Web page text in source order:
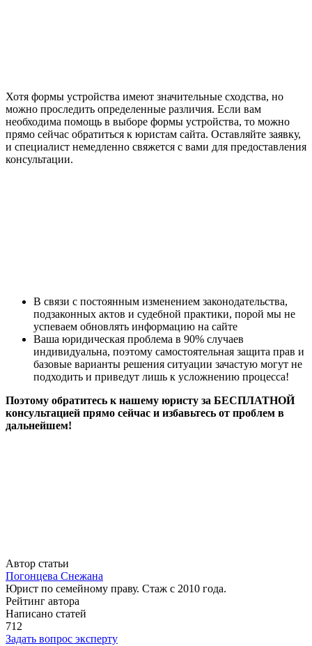
Хотя формы устройства имеют значительные сходства, но
можно проследить определенные различия. Если вам
необходима помощь в выборе формы устройства, то можно
прямо сейчас обратиться к юристам сайта. Оставляйте заявку,
и специалист немедленно свяжется с вами для предоставления
консультации.
В связи с постоянным изменением законодательства,
подзаконных актов и судебной практики, порой мы не
успеваем обновлять информацию на сайте
Ваша юридическая проблема в 90% случаев
индивидуальна, поэтому самостоятельная защита прав и
базовые варианты решения ситуации зачастую могут не
подходить и приведут лишь к усложнению процесса!
Поэтому обратитесь к нашему юристу за БЕСПЛАТНОЙ
консультацией прямо сейчас и избавьтесь от проблем в
дальнейшем!
Автор статьи
Погонцева Снежана
Юрист по семейному праву. Стаж с 2010 года.
Рейтинг автора
Написано статей
712
Задать вопрос эксперту